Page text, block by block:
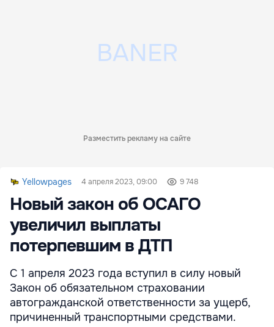
Разместить рекламу на сайте
Yellowpages 4 апреля 2023, 09:00 9 748
Новый закон об ОСАГО
увеличил выплаты
потерпевшим в ДТП
С 1 апреля 2023 года вступил в силу новый
Закон об обязательном страховании
автогражданской ответственности за ущерб,
причиненный транспортными средствами.